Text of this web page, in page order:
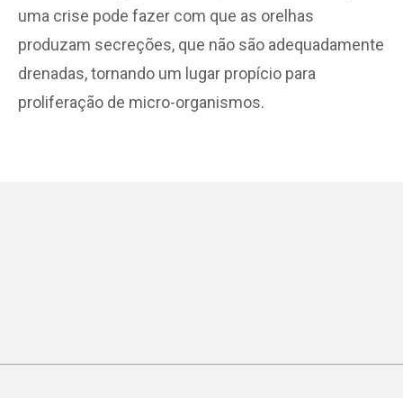
uma crise pode fazer com que as orelhas
produzam secreções, que não são adequadamente
drenadas, tornando um lugar propício para
proliferação de micro-organismos.